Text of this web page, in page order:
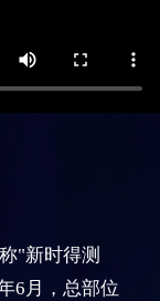
"新时得测
6月，总部位